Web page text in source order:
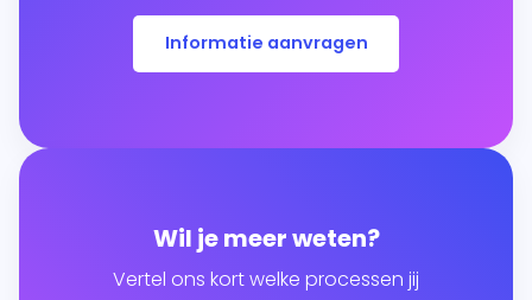
Informatie aanvragen
Wil je meer weten?
Vertel ons kort welke processen jij